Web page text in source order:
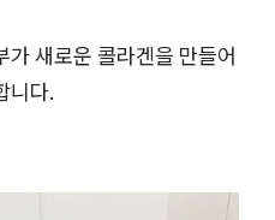
새로운 콜라겐을 만들어
니다.